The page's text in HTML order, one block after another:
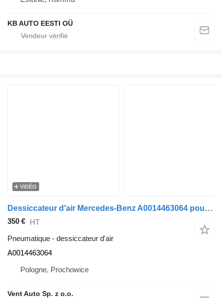
KB AUTO EESTI OÜ
VIDÉO
Dessiccateur d'air Mercedes-Benz A0014463064 pour camion Mercedes-Benz ACTROS MP4
350 € HT
Pneumatique - dessiccateur d'air
A0014463064
Pologne, Prochowice
Vent Auto Sp. z o.o.